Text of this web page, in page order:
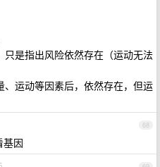
是指出风险依然存在（运动无法
运动等因素后，依然存在，但运
68
基因